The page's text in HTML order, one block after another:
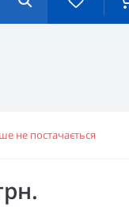
не постачається